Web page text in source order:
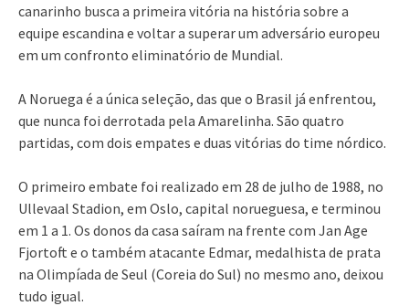
canarinho busca a primeira vitória na história sobre a
equipe escandina e voltar a superar um adversário europeu
em um confronto eliminatório de Mundial.
A Noruega é a única seleção, das que o Brasil já enfrentou,
que nunca foi derrotada pela Amarelinha. São quatro
partidas, com dois empates e duas vitórias do time nórdico.
O primeiro embate foi realizado em 28 de julho de 1988, no
Ullevaal Stadion, em Oslo, capital norueguesa, e terminou
em 1 a 1. Os donos da casa saíram na frente com Jan Age
Fjortoft e o também atacante Edmar, medalhista de prata
na Olimpíada de Seul (Coreia do Sul) no mesmo ano, deixou
tudo igual.